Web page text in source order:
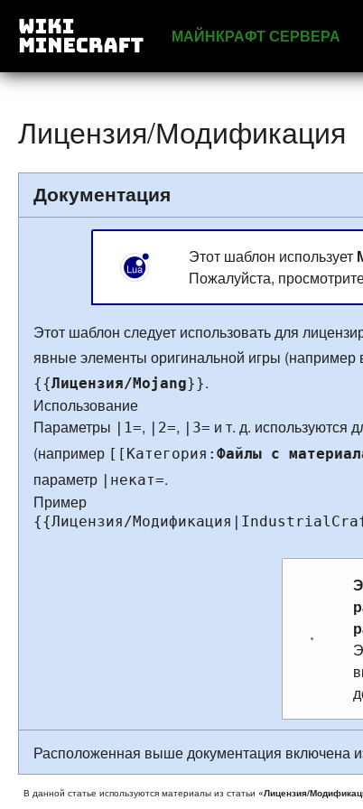
МАЙНКРАФТ СЕРВЕРА
Лицензия/Модификация
Документация
Этот шаблон использует
Пожалуйста,
Этот шаблон следует использовать для
явные элементы оригинальной игры
{{Лицензия/Mojang}}.
Использование
Параметры
|1=, |2=, |3= и т. д. используются
(например [[Категория: Файлы с
параметр
|некат=.
Пример
{{Лицензия/
Расположенная выше документация включена
В данной статье используются материалы из статьи «Лицензия/